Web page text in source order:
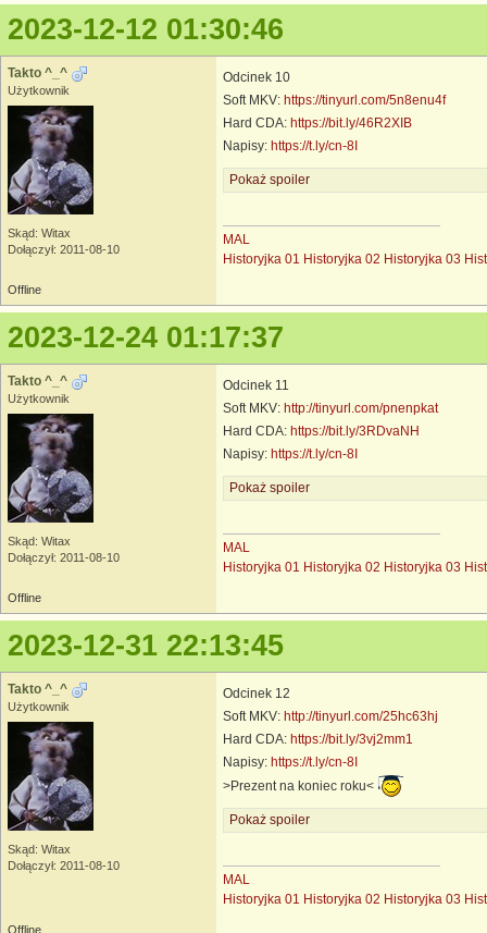
2023-12-12 01:30:46
Takto ^_^
Użytkownik
Skąd: Witax
Dołączył: 2011-08-10
Odcinek 10
Soft MKV: https://tinyurl.com/5n8enu4f
Hard CDA: https://bit.ly/46R2XIB
Napisy: https://t.ly/cn-8I
Pokaż spoiler
MAL
Historyjka 01 Historyjka 02 Historyjka 03
Offline
2023-12-24 01:17:37
Takto ^_^
Użytkownik
Skąd: Witax
Dołączył: 2011-08-10
Odcinek 11
Soft MKV: http://tinyurl.com/pnenpkat
Hard CDA: https://bit.ly/3RDvaNH
Napisy: https://t.ly/cn-8I
Pokaż spoiler
MAL
Historyjka 01 Historyjka 02 Historyjka 03
Offline
2023-12-31 22:13:45
Takto ^_^
Użytkownik
Skąd: Witax
Dołączył: 2011-08-10
Odcinek 12
Soft MKV: http://tinyurl.com/25hc63hj
Hard CDA: https://bit.ly/3vj2mm1
Napisy: https://t.ly/cn-8I
>Prezent na koniec roku<
Pokaż spoiler
MAL
Historyjka 01 Historyjka 02 Historyjka 03
Offline